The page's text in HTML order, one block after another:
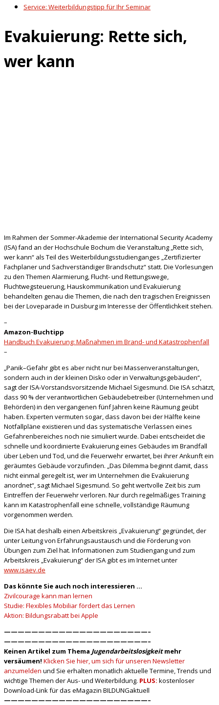
Service: Weiterbildungstipp für Ihr Seminar
Evakuierung: Rette sich,
wer kann
Im Rahmen der Sommer-Akademie der International Security Academy
(ISA) fand an der Hochschule Bochum die Veranstaltung „Rette sich,
wer kann“ als Teil des Weiterbildungsstudienganges „Zertifizierter
Fachplaner und Sachverständiger Brandschutz“ statt. Die Vorlesungen
zu den Themen Alarmierung, Flucht- und Rettungswege,
Fluchtwegsteuerung, Hauskommunikation und Evakuierung
behandelten genau die Themen, die nach den tragischen Ereignissen
bei der Loveparade in Duisburg im Interesse der Öffentlichkeit stehen.
–
Amazon-Buchtipp
Handbuch Evakuierung: Maßnahmen im Brand- und Katastrophenfall
–
„Panik–Gefahr gibt es aber nicht nur bei Massenveranstaltungen,
sondern auch in der kleinen Disko oder in Verwaltungsgebäuden“,
sagt der ISA-Vorstandsvorsitzende Michael Sigesmund. Die ISA schätzt,
dass 90 % der verantwortlichen Gebäudebetreiber (Unternehmen und
Behörden) in den vergangenen fünf Jahren keine Räumung geübt
haben. Experten vermuten sogar, dass davon bei der Hälfte keine
Notfallpläne existieren und das systematische Verlassen eines
Gefahrenbereiches noch nie simuliert wurde. Dabei entscheidet die
schnelle und koordinierte Evakuierung eines Gebäudes im Brandfall
über Leben und Tod, und die Feuerwehr erwartet, bei ihrer Ankunft ein
geräumtes Gebäude vorzufinden. „Das Dilemma beginnt damit, dass
nicht einmal geregelt ist, wer im Unternehmen die Evakuierung
anordnet“, sagt Michael Sigesmund. So geht wertvolle Zeit bis zum
Eintreffen der Feuerwehr verloren. Nur durch regelmäßiges Training
kann im Katastrophenfall eine schnelle, vollständige Räumung
vorgenommen werden.
Die ISA hat deshalb einen Arbeitskreis „Evakuierung“ gegründet, der
unter Leitung von Erfahrungsaustausch und die Förderung von
Übungen zum Ziel hat. Informationen zum Studiengang und zum
Arbeitskreis „Evakuierung“ der ISA gibt es im Internet unter
www.isaev.de
Das könnte Sie auch noch interessieren …
Zivilcourage kann man lernen
Studie: Flexibles Mobiliar fördert das Lernen
Aktion: Bildungsrabatt bei Apple
—————————————————————–
—————————————————————–
Keinen Artikel zum Thema Jugendarbeitslosigkeit mehr
versäumen! Klicken Sie hier, um sich für unseren Newsletter
anzumelden und Sie erhalten monatlich aktuelle Termine, Trends und
wichtige Themen der Aus- und Weiterbildung. PLUS: kostenloser
Download-Link für das eMagazin BILDUNGaktuell
—————————————————————–